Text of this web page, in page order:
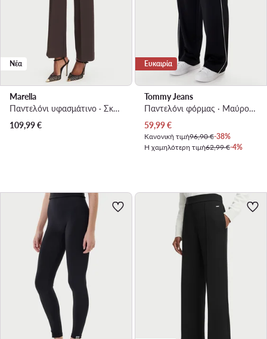
Νέα
Marella
Παντελόνι υφασμάτινο · Σκούρο καφέ · Regular Fit
109,99€
Ευκαιρία
Tommy Jeans
Παντελόνι φόρμας · Μαύρο · Regular Fit
Τρέχουσα τιμή
59,99€
Κανονική τιμή96,90 €-38%
Η χαμηλότερη τιμή62,99 €-4%